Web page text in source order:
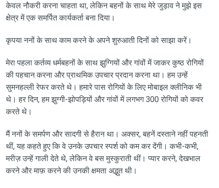
केवल नौकरी करना चाहता था, लेकिन बहनों के साथ मेरे जुड़ाव ने मुझे इस
क्षेत्र में एक समर्पित कार्यकर्ता बना दिया।
कृपया ननों के साथ काम करने के अपने शुरुआती दिनों को साझा करें।
मेरा पहला कर्तव्य धर्मबहनों के साथ झुग्गियों और गांवों में जाकर कुष्ठ रोगियों
की पहचान करना और प्राथमिक उपचार प्रदान करना था। हम उन्हें
सुमनहल्ली रेफर करते थे। हमारे पास रोगियों के लिए मोबाइल क्लीनिक भी
थे। हर दिन, हम झुग्गी-झोपड़ियों और गांवों में लगभग 300 रोगियों को कवर
करते थे।
मैं ननों के समर्पण और सादगी से हैरान था। अक्सर, बहनें दस्ताने नहीं पहनती
थीं, यह कहते हुए कि वे उनके उपचार स्पर्श को कम कर देंगी। कभी-कभी,
मरीज़ उन्हें गाली देते थे, लेकिन वे बस मुस्कुराती थीं। प्यार करने, देखभाल
करने और माफ़ करने की उनकी क्षमता अद्भुत थी।